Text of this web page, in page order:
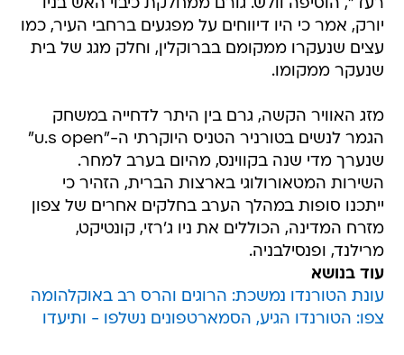
רעד", הוסיפה וולש. גורם ממחלקת כיבוי האש בניו
יורק, אמר כי היו דיווחים על מפגעים ברחבי העיר, כמו
עצים שנעקרו ממקומם בברוקלין, וחלק מגג של בית
שנעקר ממקומו.
מזג האוויר הקשה, גרם בין היתר לדחייה במשחק
הגמר לנשים בטורניר הטניס היוקרתי ה-"u.s open"
שנערך מדי שנה בקווינס, מהיום בערב למחר.
השירות המטאורולוגי בארצות הברית, הזהיר כי
ייתכנו סופות במהלך הערב בחלקים אחרים של צפון
מזרח המדינה, הכוללים את ניו ג'רזי, קונטיקט,
מרילנד, ופנסילבניה.
עוד בנושא
עונת הטורנדו נמשכת: הרוגים והרס רב באוקלהומה
צפו: הטורנדו הגיע, הסמארטפונים נשלפו - ותיעדו